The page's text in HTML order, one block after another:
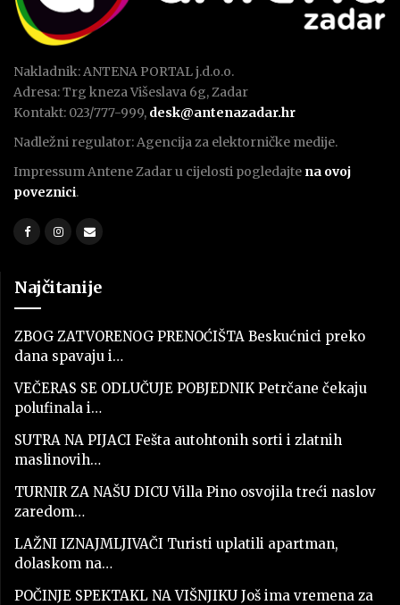
Nakladnik: ANTENA PORTAL j.d.o.o.
Adresa: Trg kneza Višeslava 6g, Zadar
Kontakt: 023/777-999, desk@antenazadar.hr
Nadležni regulator: Agencija za elektorničke medije.
Impressum Antene Zadar u cijelosti pogledajte na ovoj
poveznici.
Najčitanije
ZBOG ZATVORENOG PRENOĆIŠTA Beskućnici preko
dana spavaju i…
VEČERAS SE ODLUČUJE POBJEDNIK Petrčane čekaju
polufinala i…
SUTRA NA PIJACI Fešta autohtonih sorti i zlatnih
maslinovih…
TURNIR ZA NAŠU DICU Villa Pino osvojila treći naslov
zaredom…
LAŽNI IZNAJMLJIVAČI Turisti uplatili apartman,
dolaskom na…
POČINJE SPEKTAKL NA VIŠNJIKU Još ima vremena za